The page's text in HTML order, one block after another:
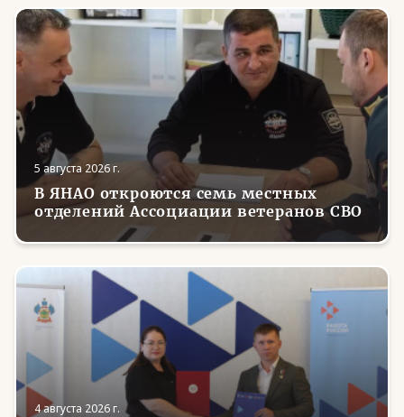
5 августа 2026 г.
В ЯНАО откроются семь местных
отделений Ассоциации ветеранов СВО
4 августа 2026 г.